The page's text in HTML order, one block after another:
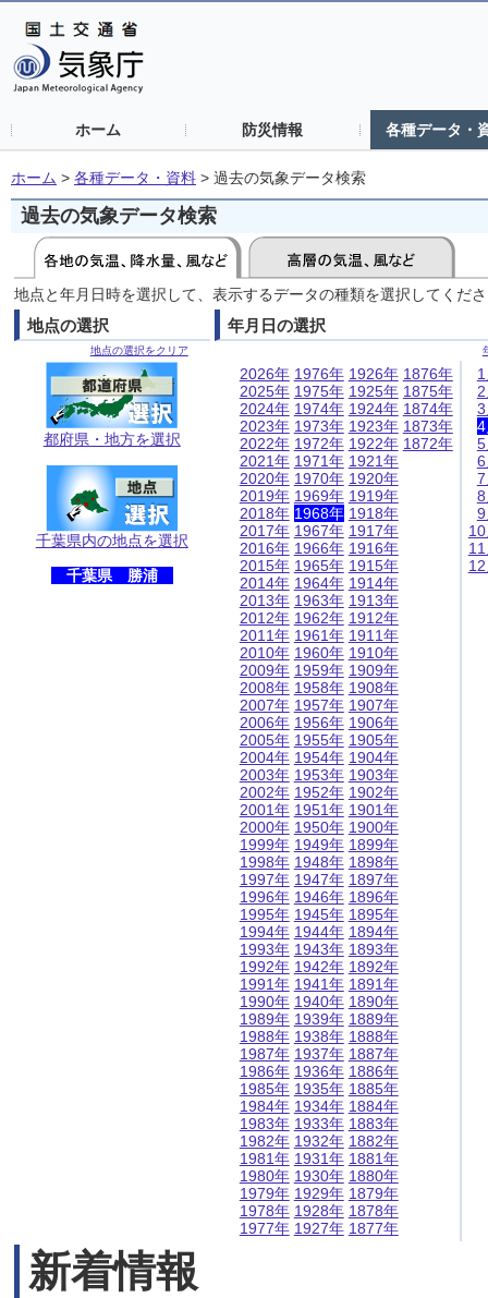
ホーム 防災情報 各種データ・
ホーム > 各種データ・資料 > 過去の気象データ検索
過去の気象データ検索
地点と年月日時を選択して、表示するデータの種類を選択してくだ
地点の選択
地点の選択をクリア
都府県・地方を選択
千葉県内の地点を選択
千葉県 勝浦
年月日の選択
2026年
2025年
2024年
2023年
2022年
2021年
2020年
2019年
2018年
2017年
2016年
2015年
2014年
2013年
2012年
2011年
2010年
2009年
2008年
2007年
2006年
2005年
2004年
2003年
2002年
2001年
2000年
1999年
1998年
1997年
1996年
1995年
1994年
1993年
1992年
1991年
1990年
1989年
1988年
1987年
1986年
1985年
1984年
1983年
1982年
1981年
1980年
1979年
1978年
1977年
1976年
1975年
1974年
1973年
1972年
1971年
1970年
1969年
1968年
1967年
1966年
1965年
1964年
1963年
1962年
1961年
1960年
1959年
1958年
1957年
1956年
1955年
1954年
1953年
1952年
1951年
1950年
1949年
1948年
1947年
1946年
1945年
1944年
1943年
1942年
1941年
1940年
1939年
1938年
1937年
1936年
1935年
1934年
1933年
1932年
1931年
1930年
1929年
1928年
1927年
1926年
1925年
1924年
1923年
1922年
1921年
1920年
1919年
1918年
1917年
1916年
1915年
1914年
1913年
1912年
1911年
1910年
1909年
1908年
1907年
1906年
1905年
1904年
1903年
1902年
1901年
1900年
1899年
1898年
1897年
1896年
1895年
1894年
1893年
1892年
1891年
1890年
1889年
1888年
1887年
1886年
1885年
1884年
1883年
1882年
1881年
1880年
1879年
1878年
1877年
1876年
1875年
1874年
1873年
1872年
新着情報